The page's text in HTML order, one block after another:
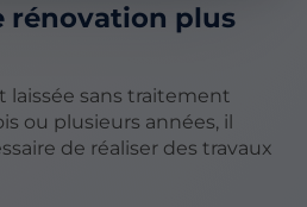
rénovation plus
laissée sans traitement
ou plusieurs années, il
de réaliser des travaux